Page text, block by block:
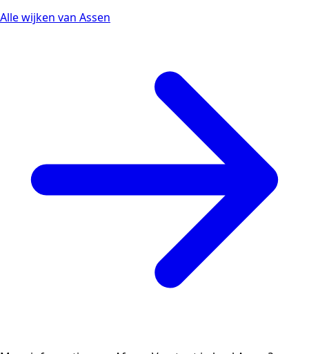
Alle wijken van Assen